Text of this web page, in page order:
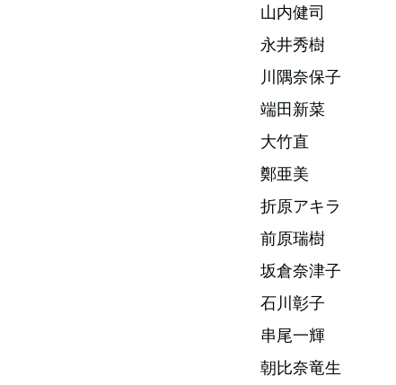
山内健司
永井秀樹
川隅奈保子
端田新菜
大竹直
鄭亜美
折原アキラ
前原瑞樹
坂倉奈津子
石川彰子
串尾一輝
朝比奈竜生